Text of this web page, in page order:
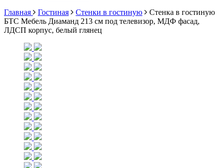
Главная
Гостиная Стенки в гостиную
Стенка в гостиную
БТС Мебель Диаманд 213 см под телевизор, МДФ фасад,
ЛДСП корпус, белый глянец